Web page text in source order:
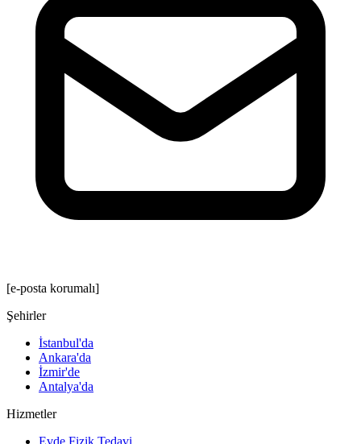
[e-posta korumalı]
Şehirler
İstanbul'da
Ankara'da
İzmir'de
Antalya'da
Hizmetler
Evde Fizik Tedavi